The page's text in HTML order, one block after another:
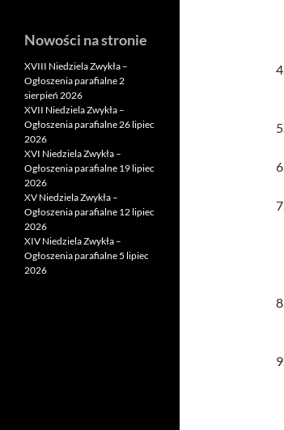
Nowości na stronie
XVIII Niedziela Zwykła –
Ogłoszenia parafialne 2
sierpień 2026
XVII Niedziela Zwykła –
Ogłoszenia parafialne 26 lipiec
2026
XVI Niedziela Zwykła –
Ogłoszenia parafialne 19 lipiec
2026
XV Niedziela Zwykła –
Ogłoszenia parafialne 12 lipiec
2026
XIV Niedziela Zwykła –
Ogłoszenia parafialne 5 lipiec
2026